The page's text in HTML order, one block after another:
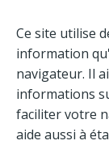
Ce site utilise
information
navigateur. Il
informations
faciliter votre
aide aussi à